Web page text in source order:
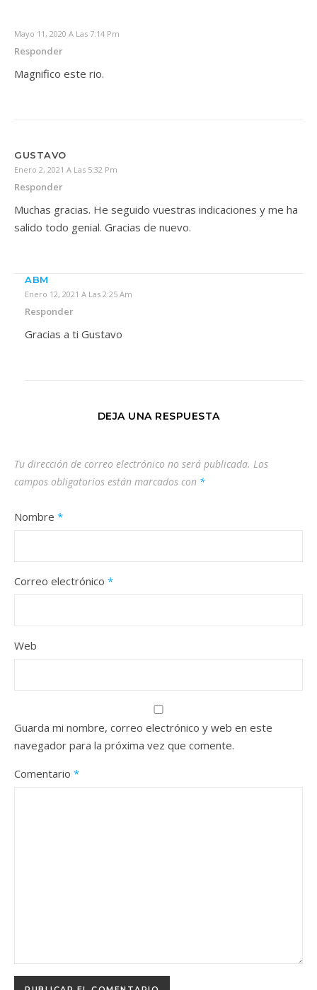
Mayo 11, 2020 A Las 7:14 Pm
Responder
Magnifico este rio.
GUSTAVO
Enero 2, 2021 A Las 5:32 Pm
Responder
Muchas gracias. He seguido vuestras indicaciones y me ha
salido todo genial. Gracias de nuevo.
ABM
Enero 12, 2021 A Las 2:25 Am
Responder
Gracias a ti Gustavo
DEJA UNA RESPUESTA
Tu dirección de correo electrónico no será publicada. Los
campos obligatorios están marcados con *
Nombre *
Correo electrónico *
Web
Guarda mi nombre, correo electrónico y web en este
navegador para la próxima vez que comente.
Comentario *